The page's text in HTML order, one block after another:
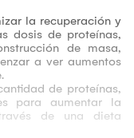
la recuperación y
dosis de proteínas,
de masa,
a ver aumentos
de proteínas,
para aumentar la
de una dieta